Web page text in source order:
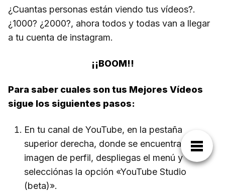
¿Cuantas personas están viendo tus vídeos?.
¿1000? ¿2000?, ahora todos y todas van a llegar
a tu cuenta de instagram.
¡¡BOOM!!
Para saber cuales son tus Mejores Vídeos
sigue los siguientes pasos:
En tu canal de YouTube, en la pestaña
superior derecha, donde se encuentra tu
imagen de perfil, despliegas el menú y
selecciónas la opción «YouTube Studio
(beta)».